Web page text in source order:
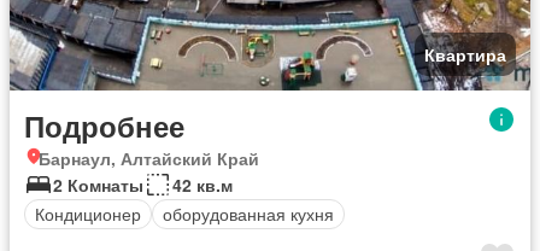
Квартира
Подробнее
Барнаул, Алтайский Край
2 Комнаты
42 кв.м
Кондиционер
оборудованная кухня